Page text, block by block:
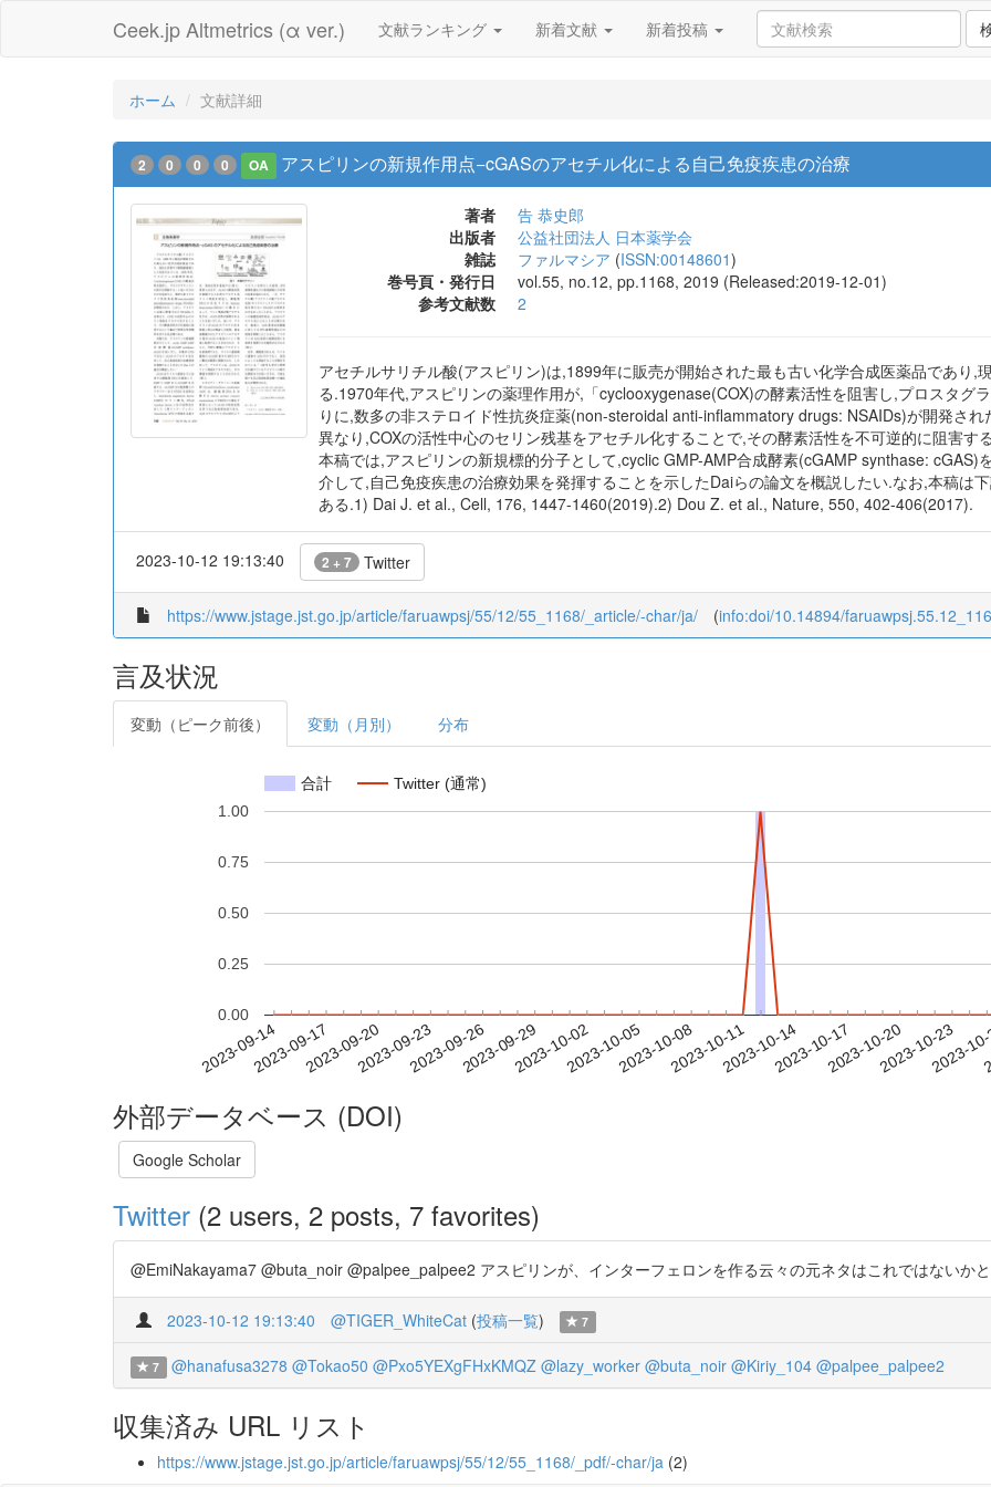
Ceek.jp Altmetrics (α ver.) 文献ランキング 新着文献 新着投稿
ホーム 文献詳細
2 0 0 0 OA アスピリンの新規作用点−cGASのアセチル化による自己免疫疾患の治療
著者
告 恭史郎
出版者
公益社団法人 日本薬学会
雑誌
ファルマシア (ISSN:00148601)
巻号頁・発行日
vol.55, no.12, pp.1168, 2019 (Released:2019-12-01)
参考文献数
2
アセチルサリチル酸(アスピリン)は,1899年に販売が開始された最も古い化学合成医薬品であり,
る.1970年代,アスピリンの薬理作用が,「cyclooxygenase(COX)の酵素活性を阻害し,プロスタグ
りに,数多の非ステロイド性抗炎症薬(non-steroidal anti-inflammatory drugs: NSAIDs)が開発さ
異なり,COXの活性中心のセリン残基をアセチル化することで,その酵素活性を不可逆的に阻害
本稿では,アスピリンの新規標的分子として,cyclic GMP-AMP合成酵素(cGAMP synthase: cGAS)
介して,自己免疫疾患の治療効果を発揮することを示したDaiらの論文を概説したい.なお,本稿は
ある.1) Dai J. et al., Cell, 176, 1447-1460(2019).2) Dou Z. et al., Nature, 550, 402-406(2017).
2023-10-12 19:13:40 2 + 7 Twitter
https://www.jstage.jst.go.jp/article/faruawpsj/55/12/55_1168/_article/-char/ja/ (info:doi/10.14894/
言及状況
変動（ピーク前後） 変動（月別） 分布
合計 Twitter (通常)
2023-09-142023-09-172023-09-202023-09-232023-09-262023-09-292023-10-022023-10-052023-10-082023-10-112023-10-142023-10-172023-10-202023-10-23
2023-
0.00
0.25
0.50
0.75
1.00
外部データベース (DOI)
Google Scholar
Twitter (2 users, 2 posts, 7 favorites)
@EmiNakayama7 @buta_noir @palpee_palpee2 アスピリンが、インターフェロンを作る云々の元ネタはこれではないか
2023-10-12 19:13:40 @TIGER_WhiteCat (投稿一覧) 7
7 @hanafusa3278 @Tokao50 @Pxo5YEXgFHxKMQZ @lazy_worker @buta_noir @Kiriy_104 @palpee_palpee2
収集済み URL リスト
https://www.jstage.jst.go.jp/article/faruawpsj/55/12/55_1168/_pdf/-char/ja (2)